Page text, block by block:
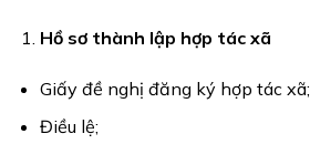
Hồ sơ thành lập hợp tác xã
Giấy đề nghị đăng ký hợp tác xã;
Điều lệ;